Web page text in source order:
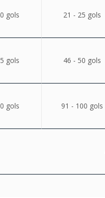
gols 21 - 25 gols
gols 46 - 50 gols
gols 91 - 100 gols